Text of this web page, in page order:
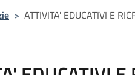
> ATTIVITA' EDUCATIVI E